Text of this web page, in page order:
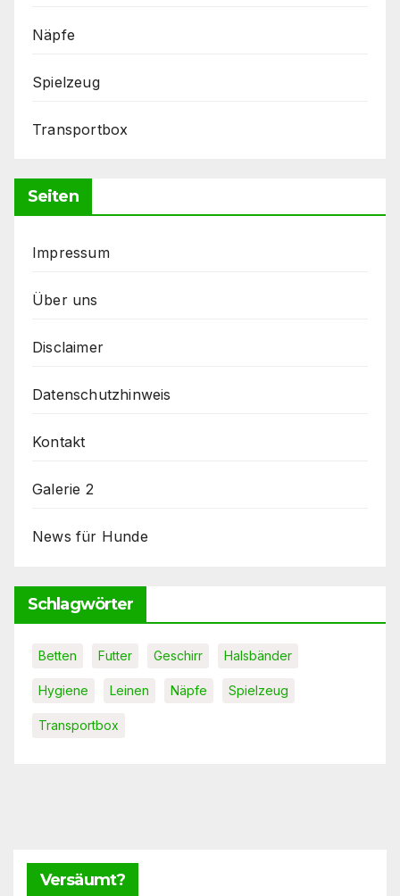
Näpfe
Spielzeug
Transportbox
Seiten
Impressum
Über uns
Disclaimer
Datenschutzhinweis
Kontakt
Galerie 2
News für Hunde
Schlagwörter
Betten Futter Geschirr Halsbänder
Hygiene Leinen Näpfe Spielzeug
Transportbox
Versäumt?